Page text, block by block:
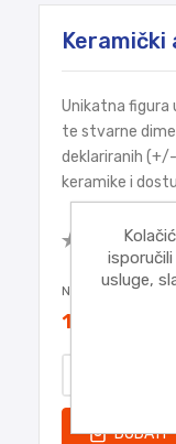
Keramički
Unikatna figura
te stvarne
deklariranih
keramike i
Najniža cijena u
18,70€
DODATI
usluge,